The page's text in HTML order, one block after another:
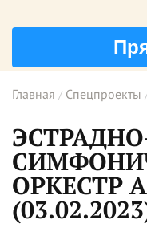
Главная Спецпроекты
ОРКЕСТР